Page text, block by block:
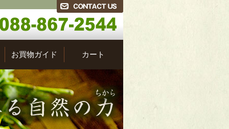
お買物ガイド カート